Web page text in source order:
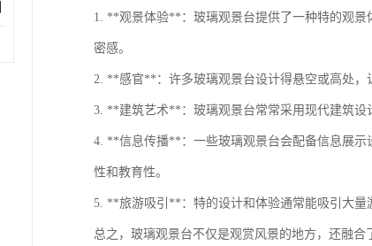
1. **观景体验**：玻璃观景台提供了一种特的观
密感。
2. **感官**：许多玻璃观景台设计得悬空或高处，
3. **建筑艺术**：玻璃观景台常常采用现代建筑设
4. **信息传播**：一些玻璃观景台会配备信息展
性和教育性。
5. **旅游吸引**：特的设计和体验通常能吸引大量
总之，玻璃观景台不仅是观赏风景的地方，还融合